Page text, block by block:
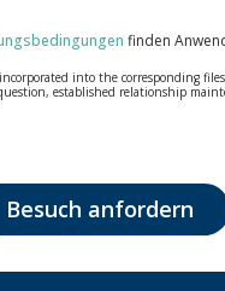
finden
into the corresponding
established relationship
requirements provided for the
General Data Protection
Besuch anfordern